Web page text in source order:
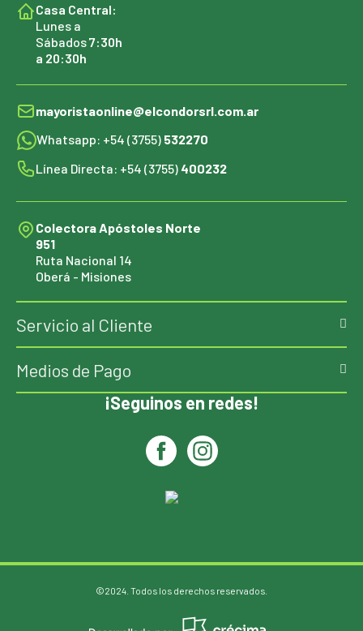
Casa Central:
Lunes a
Sábados7:30h
a 20:30h
mayoristaonline@elcondorsrl.com.ar
Whatsapp: +54 (3755) 532270
Línea Directa: +54 (3755) 400232
Colectora Apóstoles Norte
951
Ruta Nacional 14
Oberá - Misiones
Servicio al Cliente
Medios de Pago
¡Seguinos en redes!
©2024. Todos los derechos reservados.